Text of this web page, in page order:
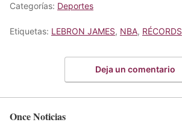
Categorías: Deportes
Etiquetas: LEBRON JAMES, NBA, RÉCORDS
Deja un comentario
Once Noticias